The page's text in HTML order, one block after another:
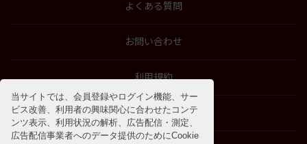
当サイトでは、会員登録やログイン機能、サー
ビス改善、利用者の興味関心に合わせたコンテ
ンツ表示、利用状況の解析、広告配信・測定、
広告配信事業者へのデータ提供のためにCookie
よくある質問
お問い合わせ
利用規約
特商法に基づく表示